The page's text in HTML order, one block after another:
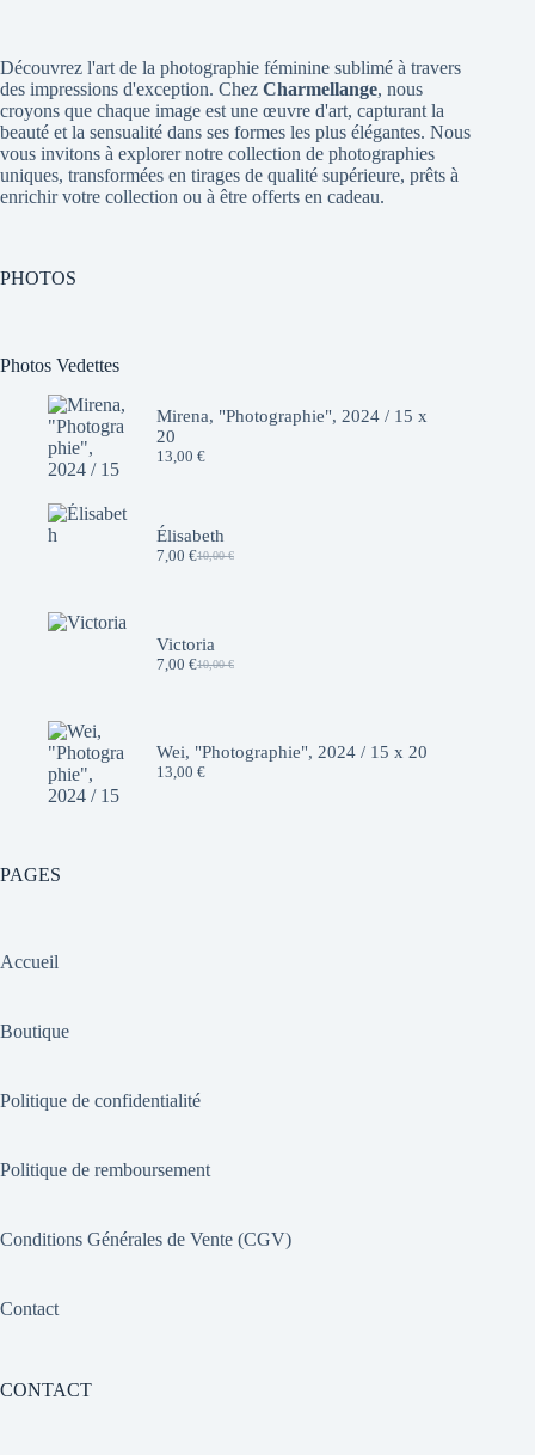
Découvrez l'art de la photographie féminine sublimé à travers
des impressions d'exception. Chez Charmellange, nous
croyons que chaque image est une œuvre d'art, capturant la
beauté et la sensualité dans ses formes les plus élégantes. Nous
vous invitons à explorer notre collection de photographies
uniques, transformées en tirages de qualité supérieure, prêts à
enrichir votre collection ou à être offerts en cadeau.
PHOTOS
Photos Vedettes
Mirena, "Photographie", 2024 / 15 x
20
13,00 €
Élisabeth
10,00€
Le
10,00 €.
7,00 €Le
7,00 €.
Victoria
10,00€
Le
10,00 €.
7,00 €Le
7,00 €.
Wei, "Photographie", 2024 / 15 x 20
13,00 €
PAGES
Accueil
Boutique
Politique de confidentialité
Politique de remboursement
Conditions Générales de Vente (CGV)
Contact
CONTACT